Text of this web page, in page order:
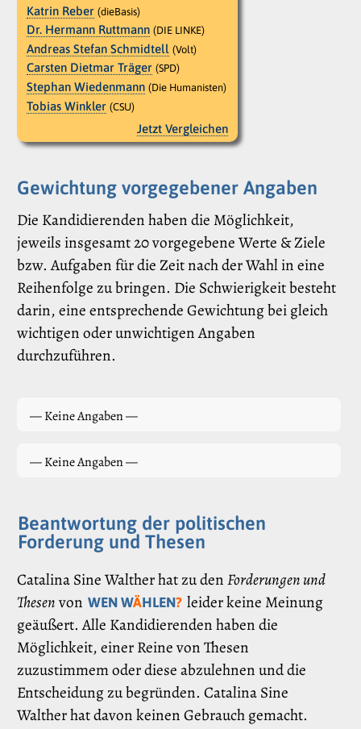
Katrin Reber (dieBasis)
Dr. Hermann Ruttmann (DIE LINKE)
Andreas Stefan Schmidtell (Volt)
Carsten Dietmar Träger (SPD)
Stephan Wiedenmann (Die Humanisten)
Tobias Winkler (CSU)
Jetzt Vergleichen
Gewichtung vorgegebener Angaben
Die Kandidierenden haben die Möglichkeit,
jeweils insgesamt 20 vorgegebene Werte & Ziele
bzw. Aufgaben für die Zeit nach der Wahl in eine
Reihenfolge zu bringen. Die Schwierigkeit besteht
darin, eine entsprechende Gewichtung bei gleich
wichtigen oder unwichtigen Angaben
durchzuführen.
— Keine Angaben —
— Keine Angaben —
Beantwortung der politischen
Forderung und Thesen
Catalina Sine Walther hat zu denForderungen und
Thesenvon WEN WÄHLEN? leider keine Meinung
geäußert. Alle Kandidierenden haben die
Möglichkeit, einer Reine von Thesen
zuzustimmem oder diese abzulehnen und die
Entscheidung zu begründen. Catalina Sine
Walther hat davon keinen Gebrauch gemacht.